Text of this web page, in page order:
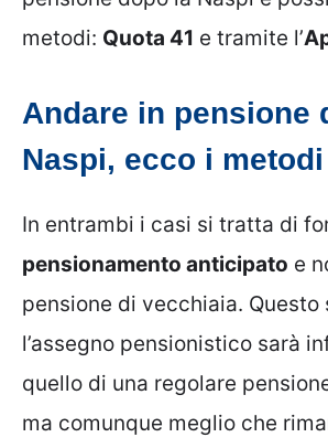
metodi: Quota 41 e tramite l’
Andare in pensione
Naspi, ecco i
In entrambi i casi si tratta di
pensionamento anticipato e
pensione di vecchiaia.
l’assegno pensionistico sarà
quello di una regolare
ma comunque meglio che